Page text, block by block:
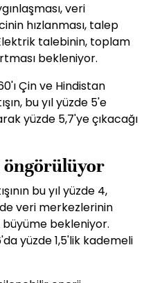
veri
hızlanması, talep
talebinin, toplam
bekleniyor.
Çin ve Hindistan
bu yıl yüzde 5'e
yüzde 5,7'ye çıkacağı
öngörülüyor
bu yıl yüzde 4,
veri merkezlerinin
büyüme bekleniyor.
yüzde 1,5'lik kademeli